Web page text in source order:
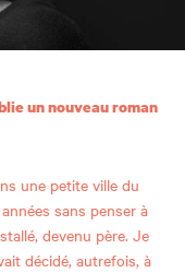
un nouveau roman
une petite ville du
sans penser à
devenu père. Je
décidé, autrefois, à